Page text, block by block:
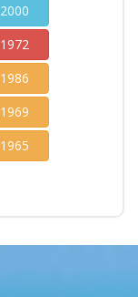
2000
1972
1986
1969
1965